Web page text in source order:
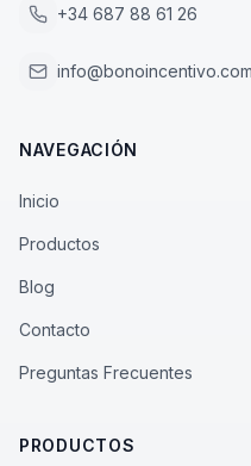
+34 687 88 61 26
info@bonoincentivo.com
NAVEGACIÓN
Inicio
Productos
Blog
Contacto
Preguntas Frecuentes
PRODUCTOS